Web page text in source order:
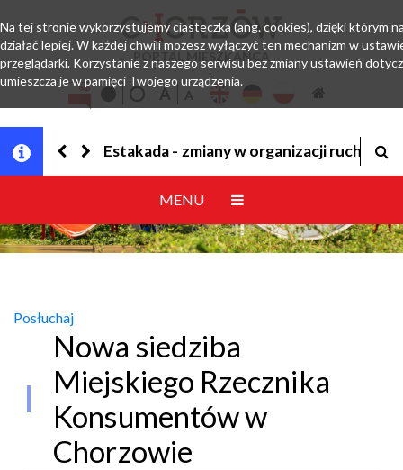
PORTAL MIESZKAŃCA
Jesteśmy w EZD
MENU
Posłuchaj
Nowa siedziba
Miejskiego Rzecznika
Konsumentów w
Chorzowie
Na tej stronie wykorzystujemy ciasteczka (ang. cookies), dzięki którym
działać lepiej. W każdej chwili możesz wyłączyć ten mechanizm w
przeglądarki. Korzystanie z naszego serwisu bez zmiany ustawień
umieszcza je w pamięci Twojego urządzenia.